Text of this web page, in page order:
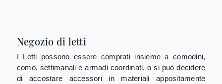
Negozio di letti
I Letti possono essere comprati insieme a comodini,
comò, settimanali e armadi coordinati, o si può decidere
di accostare accessori in materiali appositamente